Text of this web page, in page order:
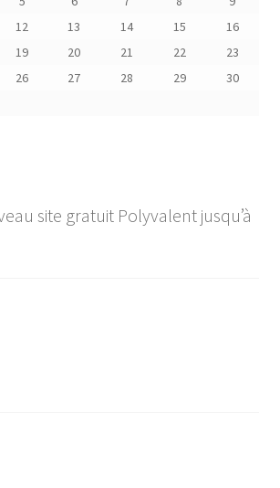
12 13 14 15
16
19 20 21 22
23
26 27 28 29
30
site gratuit Polyvalent jusqu’à